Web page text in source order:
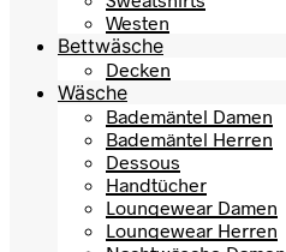
Westen
Bettwäsche
Decken
Wäsche
Bademäntel Damen
Bademäntel Herren
Dessous
Handtücher
Loungewear Damen
Loungewear Herren